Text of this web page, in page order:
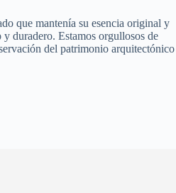
que mantenía su esencia original y
duradero. Estamos orgullosos de
del patrimonio arquitectónico